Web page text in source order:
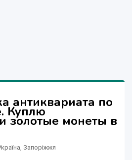
антиквариата по
Куплю
золотые монеты в
Запоріжжя